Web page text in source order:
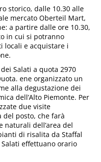
storico, dalle 10.30 alle
mercato Oberteil Mart,
a partire dalle ore 10.30,
in cui si potranno
locali e acquistare i
dei Salati a quota 2970
ene organizzato un
alla degustazione dei
dell’Alto Piemonte. Per
due visite
posto, che farà
naturali dell’area del
di risalita da Staffal
Salati effettuano orario